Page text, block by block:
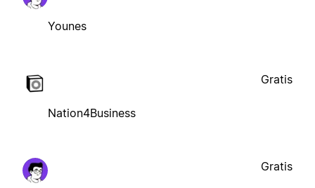
Younes
Nation4Business
Gratis
Gratis